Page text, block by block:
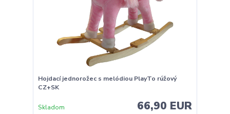
Hojdací jednorožec s melódiou PlayTo rúžový
CZ+SK
66,90 EUR
Skladom